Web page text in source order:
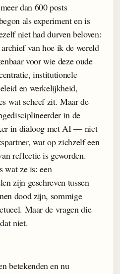
dan 600 posts
als experiment en is
niet had durven beloven:
van hoe ik de wereld
voor wie deze oude
institutionele
en werkelijkheid,
wat scheef zit. Maar de
in de
in dialoog met AI — niet
wat op zichzelf een
reflectie is geworden.
wat ze is: een
zijn geschreven tussen
dood zijn, sommige
Maar de vragen die
niet.
betekenden en nu